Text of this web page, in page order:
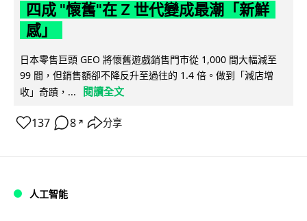
四成 "懷舊"在 Z 世代變成最潮「新鮮
感」
日本零售巨頭 GEO 將懷舊遊戲銷售門市從 1,000 間大幅減至
99 間，但銷售額卻不降反升至過往的 1.4 倍。做到「減店增
收」奇蹟，...
閱讀全文
137 8 ↗ 分享
人工智能